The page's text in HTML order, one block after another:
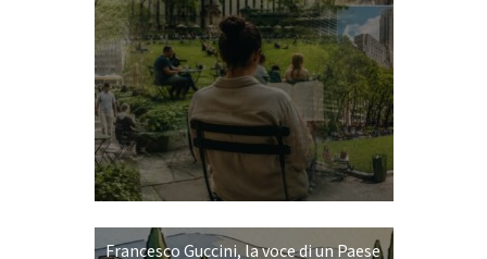
Francesco Guccini, la voce di un Paese